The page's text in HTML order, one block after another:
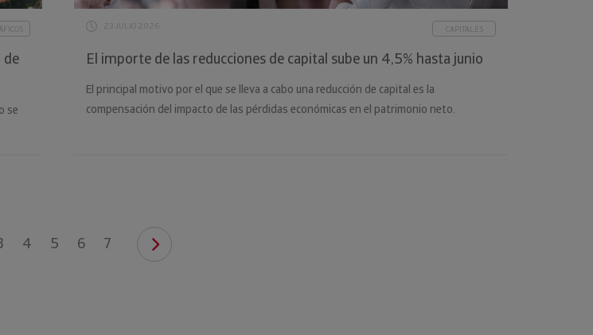
de
se
23 JULIO 2026 CAPITALES
El importe de las reducciones de capital sube un 4,5% hasta junio
El principal motivo por el que se lleva a cabo una reducción de capital es la
compensación del impacto de las pérdidas económicas en el patrimonio neto.
4 5 6 7